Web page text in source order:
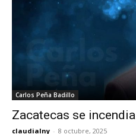
Carlos Peña Badillo
Zacatecas se incendia
claudialny - 8 octubre, 2025